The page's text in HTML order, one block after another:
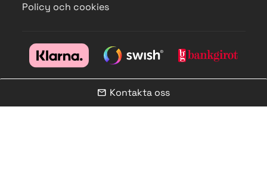
Policy och cookies
mail Kontakta oss